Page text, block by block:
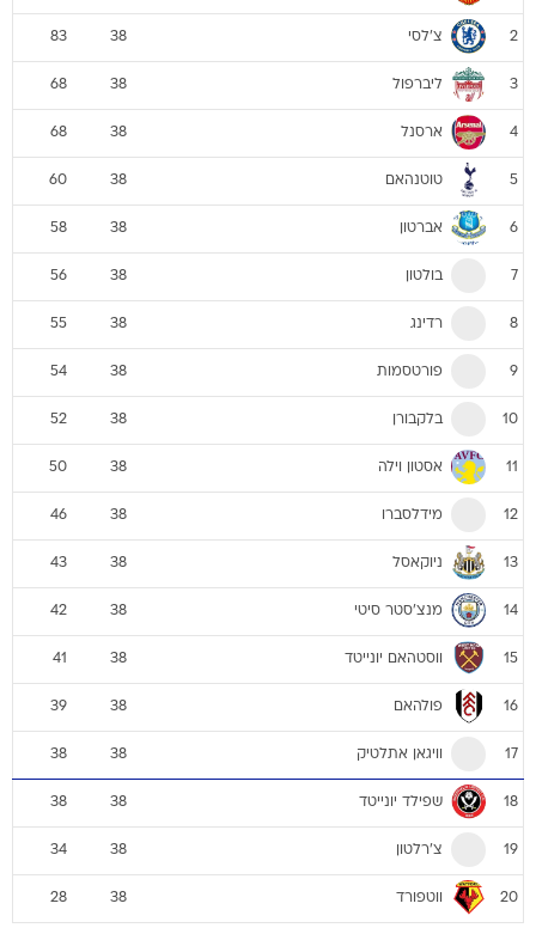
2 צ'לסי 38
83
3 ליברפול 38
68
4 ארסנל 38
68
5 טוטנהאם 38
60
6 אברטון 38
58
7 בולטון 38
56
8 רדינג 38
55
9 פורטסמות 38
54
10 בלקבורן 38
52
11 אסטון וילה 38
50
12 מידלסברו 38
46
13 ניוקאסל 38
43
14 מנצ'סטר סיטי 38
42
15 ווסטהאם יונייטד 38
41
16 פולהאם 38
39
17 וויגאן אתלטיק 38
38
18 שפילד יונייטד 38
38
19 צ'רלטון 38
34
20 ווטפורד 38
28